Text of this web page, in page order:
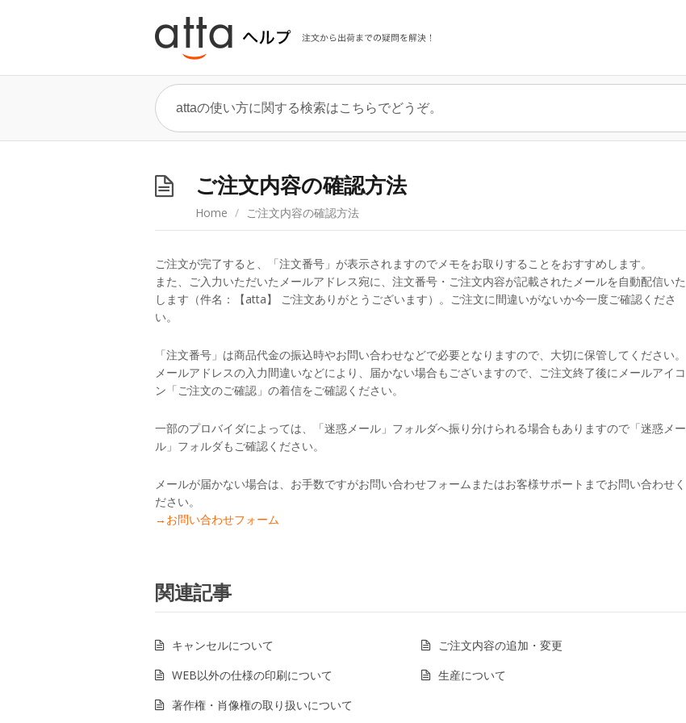
ご注文内容の確認方法
Home / ご注文内容の確認方法
ご注文が完了すると、「注文番号」が表示されますのでメモをお取りすることをおすすめします。
また、ご入力いただいたメールアドレス宛に、注文番号・ご注文内容が記載されたメールを自動配信いた
します（件名：【atta】 ご注文ありがとうございます）。ご注文に間違いがないか今一度ご確認くださ
い。
「注文番号」は商品代金の振込時やお問い合わせなどで必要となりますので、大切に保管してください。
メールアドレスの入力間違いなどにより、届かない場合もございますので、ご注文終了後にメールアイコ
ン「ご注文のご確認」の着信をご確認ください。
一部のプロバイダによっては、「迷惑メール」フォルダへ振り分けられる場合もありますので「迷惑メー
ル」フォルダもご確認ください。
メールが届かない場合は、お手数ですがお問い合わせフォームまたはお客様サポートまでお問い合わせく
ださい。
→お問い合わせフォーム
関連記事
キャンセルについて
ご注文内容の追加・変更
WEB以外の仕様の印刷について
生産について
著作権・肖像権の取り扱いについて